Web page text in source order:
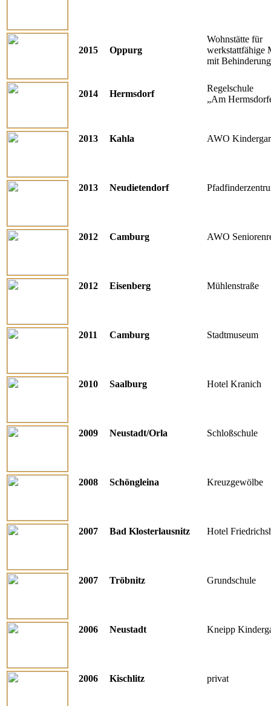
2015 Oppurg
Wohnstätte für
werkstattfähige
mit Behinderung
2014 Hermsdorf
Regelschule
„Am
2013 Kahla AWO
2013 Neudietendorf
2012 Camburg AWO
2012 Eisenberg Mühlenstraße
2011 Camburg Stadtmuseum
2010 Saalburg Hotel Kranich
2009 Neustadt/Orla Schloßschule
2008 Schöngleina Kreuzgewölbe
2007 Bad Klosterlausnitz Hotel
2007 Tröbnitz Grundschule
2006 Neustadt Kneipp
2006 Kischlitz privat